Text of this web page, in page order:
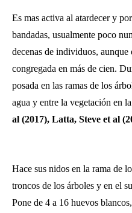
Es mas activa al atardecer y
bandadas, usualmente poco
decenas de individuos, aunque
congregada en más de cien.
posada en las ramas de los
agua y entre la vegetación en
al (2017), Latta, Steve et al
Hace sus nidos en la rama de
troncos de los árboles y en el
Pone de 4 a 16 huevos blancos,